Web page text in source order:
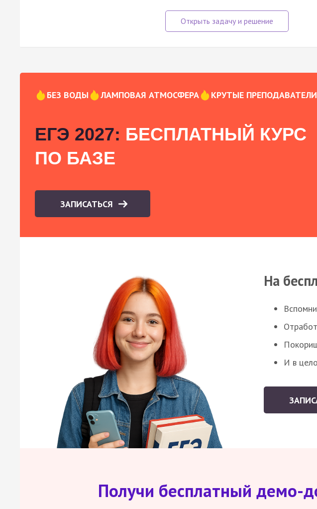
БЕЗ ВОДЫ ЛАМПОВАЯ АТМОСФЕРА КРУТЫЕ ПРЕПОДАВАТЕЛИ
ЕГЭ 2027: БЕСПЛАТНЫЙ КУРС
ПО БАЗЕ
ЗАПИСАТЬСЯ
На
И в
Получи бесплатный демо-